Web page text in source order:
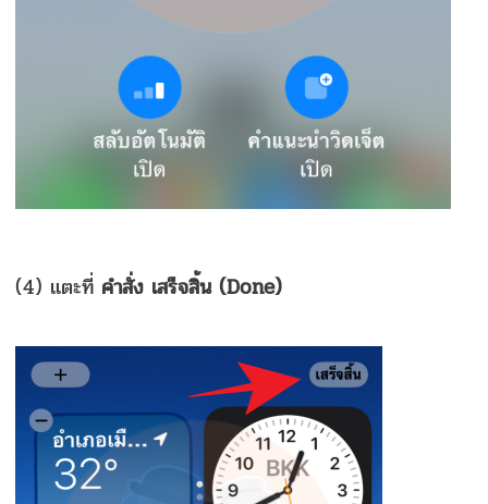
(4) แตะที่ คำสั่ง เสร็จสิ้น (Done)